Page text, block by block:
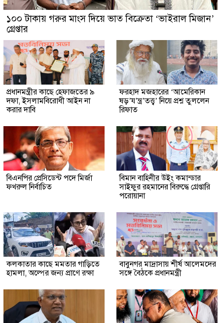
১০০ টাকায় গরুর মাংস দিয়ে ভাত বিক্রেতা ‘ভাইরাল মিজান’
গ্রেপ্তার
প্রধানমন্ত্রীর কাছে হেফাজতের ৯
দফা, ইসলামবিরোধী আইন না
করার দাবি
ফরহাদ মজহারের ‘আমেরিকান
ষড়’য’ন্ত্র’তত্ত্ব’ নিয়ে প্রশ্ন তুললেন
রিফাত
বিএনপির প্রেসিডেন্ট পদে মির্জা
ফখরুল নির্বাচিত
বিমান বাহিনীর উইং কমান্ডার
সাইফুর রহমানের বিরুদ্ধে গ্রেপ্তারি
পরোয়ানা
কলকাতার কাছে মমতার গাড়িতে
হামলা, অল্পের জন্য প্রাণে রক্ষা
বাবুনগর মাদ্রাসায় শীর্ষ আলেমদের
সঙ্গে বৈঠকে প্রধানমন্ত্রী